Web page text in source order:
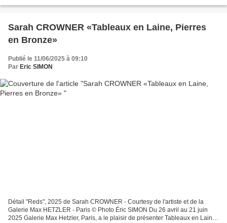
Sarah CROWNER «Tableaux en Laine, Pierres
en Bronze»
Publié le 11/06/2025 à 09:10
Par Eric SIMON
Détail "Reds", 2025 de Sarah CROWNER - Courtesy de l'artiste et de la
Galerie Max HETZLER - Paris © Photo Éric SIMON Du 26 avril au 21 juin
2025 Galerie Max Hetzler, Paris, a le plaisir de présenter Tableaux en Laine,